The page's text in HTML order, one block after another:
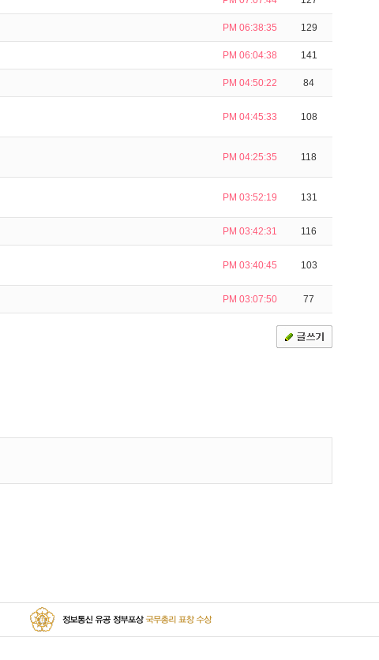
PM 06:38:35 129
PM 06:04:38 141
PM 04:50:22 84
PM 04:45:33 108
PM 04:25:35 118
PM 03:52:19 131
PM 03:42:31 116
PM 03:40:45 103
PM 03:07:50 77